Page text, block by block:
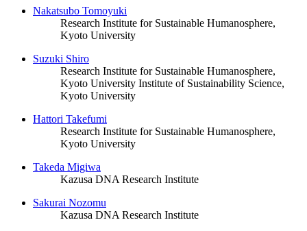
Nakatsubo Tomoyuki
Research Institute for Sustainable Humanosphere,
Kyoto University
Suzuki Shiro
Research Institute for Sustainable Humanosphere,
Kyoto University Institute of Sustainability Science,
Kyoto University
Hattori Takefumi
Research Institute for Sustainable Humanosphere,
Kyoto University
Takeda Migiwa
Kazusa DNA Research Institute
Sakurai Nozomu
Kazusa DNA Research Institute